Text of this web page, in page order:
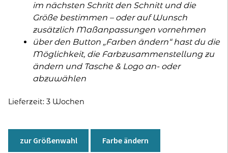
im nächsten Schritt den Schnitt und die
Größe bestimmen – oder auf Wunsch
zusätzlich Maßanpassungen vornehmen
über den Button „Farben ändern“ hast du die
Möglichkeit, die Farbzusammenstellung zu
ändern und Tasche & Logo an- oder
abzuwählen
Lieferzeit: 3 Wochen
zur Größenwahl Farbe ändern